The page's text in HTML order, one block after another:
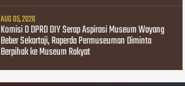
AUG 05, 2026
Komisi D DPRD DIY Serap Aspirasi Museum Wayang
Beber Sekartaji, Raperda Permuseuman Diminta
Berpihak ke Museum Rakyat